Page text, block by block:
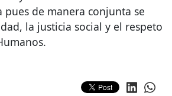
pues de manera conjunta se
la justicia social y el respeto